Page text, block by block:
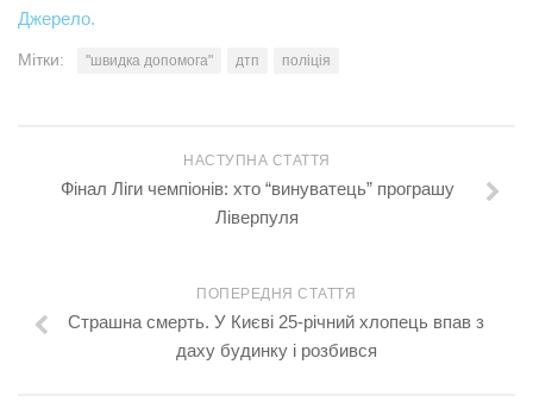
Джерело.
Мітки: "швидка допомога" дтп поліція
НАСТУПНА СТАТТЯ
Фінал Ліги чемпіонів: хто “винуватець” програшу
Ліверпуля
ПОПЕРЕДНЯ СТАТТЯ
Страшна смерть. У Києві 25-річний хлопець впав з
даху будинку і розбився